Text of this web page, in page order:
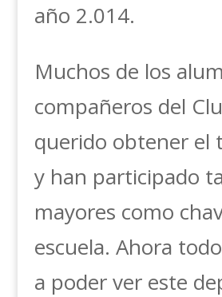
año 2.014.
Muchos de los
compañeros del
querido obtener el
y han participado
mayores como
escuela. Ahora
a poder ver este